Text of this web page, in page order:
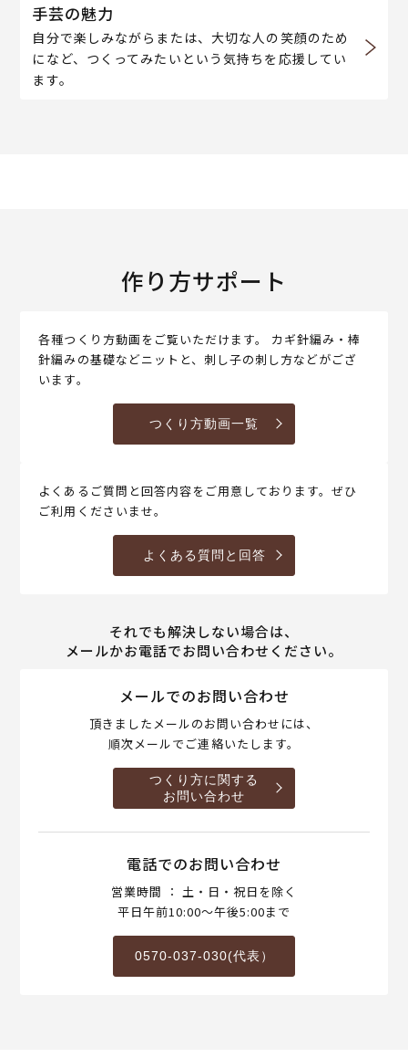
手芸の魅力
自分で楽しみながらまたは、大切な人の笑顔のため
になど、つくってみたいという気持ちを応援してい
ます。
作り方サポート
各種つくり方動画をご覧いただけます。 カギ針編み・棒
針編みの基礎などニットと、刺し子の刺し方などがござ
います。
つくり方動画一覧
よくあるご質問と回答内容をご用意しております。ぜひ
ご利用くださいませ。
よくある質問と回答
それでも解決しない場合は、
メールかお電話でお問い合わせください。
メールでのお問い合わせ
頂きましたメールのお問い合わせには、
順次メールでご連絡いたします。
つくり方に関する
お問い合わせ
電話でのお問い合わせ
営業時間 ： 土・日・祝日を除く
平日午前10:00～午後5:00まで
0570-037-030(代表）